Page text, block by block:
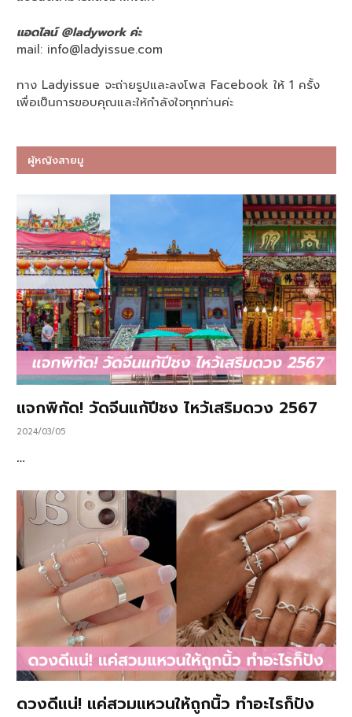
แอดไลน์ @ladywork ค่ะ
mail: info@ladyissue.com
ทาง Ladyissue จะถ่ายรูปและลงโพส Facebook ให้ 1 ครั้ง
เพื่อเป็นการขอบคุณและให้กำลังใจทุกท่านค่ะ
ผู้หญิงสายมู
แจกพิกัด! วัดจีนแก้ปีชง ไหว้เสริมดวง 2567
2024/03/05
…
ดวงดีแน่! แค่สวมแหวนให้ถูกนิ้ว ทำอะไรก็ปัง